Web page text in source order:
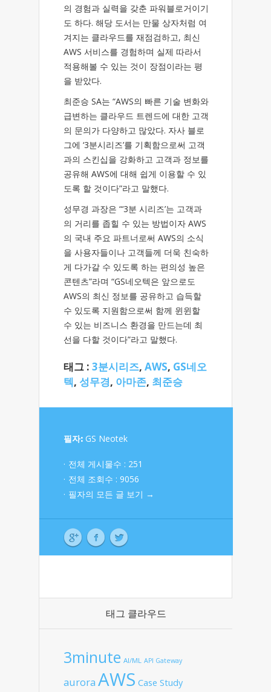
의 경험과 실력을 갖춘 파워블로거이기
도 하다. 해당 도서는 만물 상자처럼 여
겨지는 클라우드를 재점검하고, 최신
AWS 서비스를 경험하며 실제 따라서
적용해볼 수 있는 것이 장점이라는 평
을 받았다.
최준승 SA는 “AWS의 빠른 기술 변화와
급변하는 클라우드 트렌드에 대한 고객
의 문의가 다양하고 많았다. 자사 블로
그에 ‘3분시리즈’를 기획함으로써 고객
과의 스킨십을 강화하고 고객과 정보를
공유해 AWS에 대해 쉽게 이용할 수 있
도록 할 것이다”라고 말했다.
성무경 과장은 “‘3분 시리즈’는 고객과
의 거리를 좁힐 수 있는 방법이자 AWS
의 국내 주요 파트너로써 AWS의 소식
을 사용자들이나 고객들께 더욱 친숙하
게 다가갈 수 있도록 하는 편의성 높은
콘텐츠”라며 “GS네오텍은 앞으로도
AWS의 최신 정보를 공유하고 습득할
수 있도록 지원함으로써 함께 윈윈할
수 있는 비즈니스 환경을 만드는데 최
선을 다할 것이다”라고 말했다.
태그 : 3분시리즈, AWS, GS네오
텍, 성무경, 아마존, 최준승
필자: GS Neotek
전체 게시물수 : 251
전체 조회수 : 9056
필자의 모든 글 보기 →
태그 클라우드
3minute AI/ML API Gateway
aurora AWS Case Study